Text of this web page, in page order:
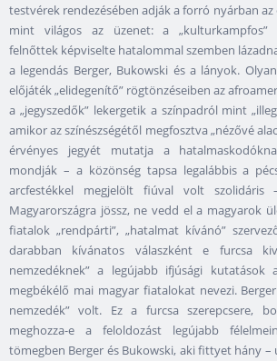
testvérek rendezésében adják a forró nyárban
mint világos az üzenet: a „kulturkampfos”
felnőttek képviselte hatalommal szemben
a legendás Berger, Bukowski és a lányok.
előjáték „elidegenítő” rögtönzéseiben az
a „jegyszedők” lekergetik a színpadról mint
amikor az színészségétől megfosztva „nézővé
érvényes jegyét mutatja a
mondják – a közönség tapsa legalábbis a
arcfestékkel megjelölt fiúval volt szolidáris
Magyarországra jössz, ne vedd el a magyarok
fiatalok „rendpárti”, „hatalmat kívánó”
darabban kívánatos válaszként e furcsa
nemzedéknek” a legújabb ifjúsági kutatások
megbékélő mai magyar fiatalokat nevezi.
nemzedék” volt. Ez a furcsa szerepcsere,
meghozza-e a feloldozást legújabb
tömegben Berger és Bukowski, aki fittyet hány –